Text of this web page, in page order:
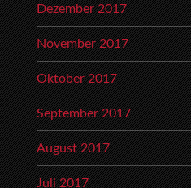
Dezember 2017
November 2017
Oktober 2017
September 2017
August 2017
Juli 2017